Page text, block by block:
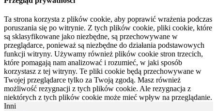
Ta strona korzysta z plików cookie, aby poprawić wrażenia podczas
poruszania się po witrynie. Z tych plików cookie, pliki cookie, które
są sklasyfikowane jako niezbędne, są przechowywane w
przeglądarce, ponieważ są niezbędne do działania podstawowych
funkcji witryny. Używamy również plików cookie stron trzecich,
które pomagają nam analizować i rozumieć, w jaki sposób
korzystasz z tej witryny. Te pliki cookie będą przechowywane w
Twojej przeglądarce tylko za Twoją zgodą. Masz również
możliwość rezygnacji z tych plików cookie. Ale rezygnacja z
niektórych z tych plików cookie może mieć wpływ na przeglądanie.
Inni